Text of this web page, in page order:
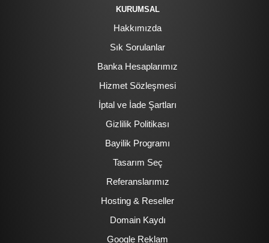
KURUMSAL
Hakkımızda
Sık Sorulanlar
Banka Hesaplarımız
Hizmet Sözleşmesi
İptal ve İade Şartları
Gizlilik Politikası
Bayilik Programı
Tasarım Seç
Referanslarımız
Hosting & Reseller
Domain Kaydı
Google Reklam